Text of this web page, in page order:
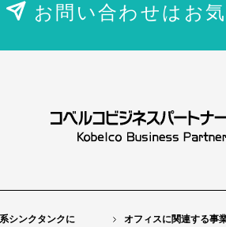
お問い合わせはお
シンクタンクに
オフィスに関連する事